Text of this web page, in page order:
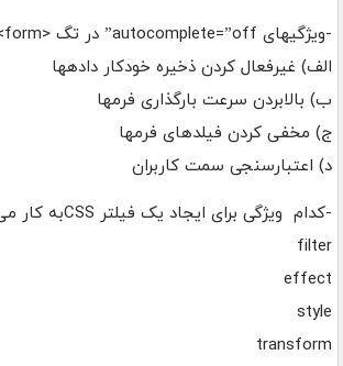
-ویژگیهای autocomplete=”off” در تگ <form> چه تاثیراتی دارد؟
الف) غیرفعال کردن ذخیره خودکار دادهها
ب) بالابردن سرعت بارگذاری فرمها
ج) مخفی کردن فیلدهای فرمها
د) اعتبارسنجی سمت کاربران
-کدام ویژگی برای ایجاد یک فیلتر CSSبه کار می رود؟
filter
effect
style
transform